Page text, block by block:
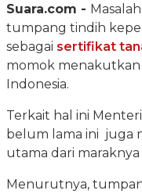
Suara.com -
tumpang tindih
sebagai sertifikat
momok
Indonesia.
Terkait hal ini
belum lama ini juga
utama dari
Menurutnya,